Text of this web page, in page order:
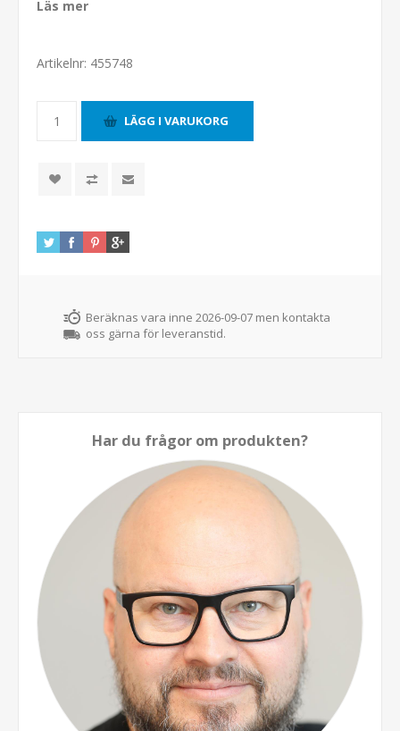
Läs mer
Artikelnr: 455748
Beräknas vara inne 2026-09-07 men kontakta
oss gärna för leveranstid.
Har du frågor om produkten?